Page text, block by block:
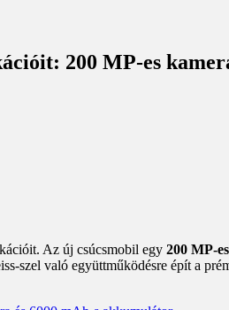
200 MP-es
Az új csúcsmobil egy 200 MP-
szel való együttműködésre épít a